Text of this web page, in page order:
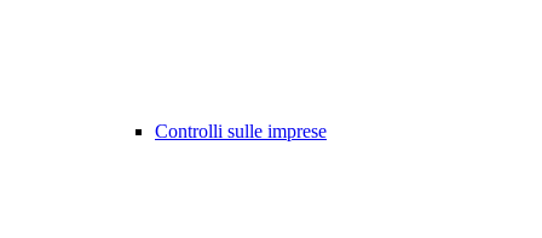
Controlli sulle imprese